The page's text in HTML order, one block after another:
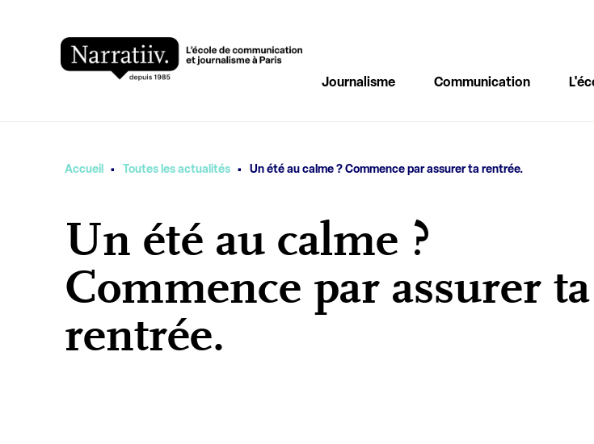
Vous êtes ici
Accueil · Toutes les actualités · Un été au calme ? Commence par assurer ta rentrée.
Un été au calme ?
Commence par assurer ta
rentrée.
Journalisme Communication